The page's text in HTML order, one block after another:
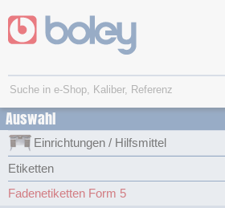
Auswahl
Einrichtungen / Hilfsmittel
Etiketten
Fadenetiketten Form 5